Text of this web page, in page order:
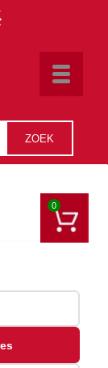
Toggle
ZOEK
0